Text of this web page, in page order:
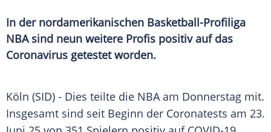
In der nordamerikanischen Basketball-Profiliga
NBA sind neun weitere Profis positiv auf das
Coronavirus getestet worden.
Köln (SID) - Dies teilte die NBAam Donnerstag mit.
Insgesamt sind seit Beginn der Coronatests am 23.